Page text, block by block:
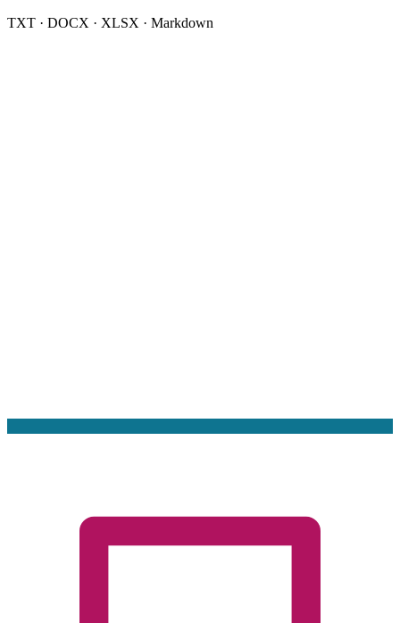
TXT · DOCX · XLSX · Markdown